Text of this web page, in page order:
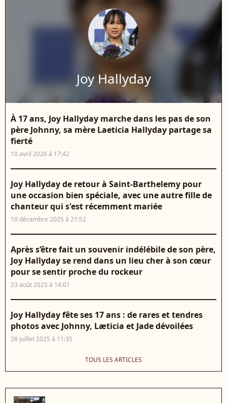
Joy Hallyday
À 17 ans, Joy Hallyday marche dans les pas de son
père Johnny, sa mère Laeticia Hallyday partage sa
fierté
10 avril 2026 à 17:42
Joy Hallyday de retour à Saint-Barthelemy pour
une occasion bien spéciale, avec une autre fille de
chanteur qui s'est récemment mariée
10 décembre 2025 à 21:52
Après s’être fait un souvenir indélébile de son père,
Joy Hallyday se rend dans un lieu cher à son cœur
pour se sentir proche du rockeur
23 août 2025 à 14:01
Joy Hallyday fête ses 17 ans : de rares et tendres
photos avec Johnny, Læticia et Jade dévoilées
28 juillet 2025 à 11:35
TOUS LES ARTICLES